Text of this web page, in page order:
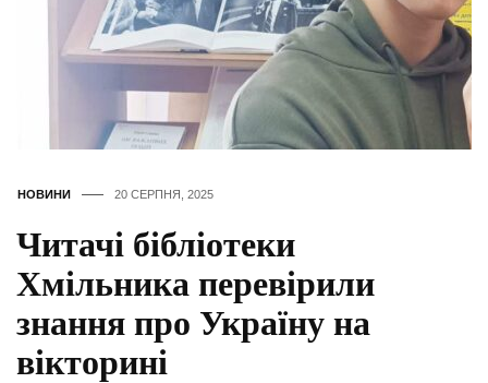
НОВИНИ 20 СЕРПНЯ, 2025
Читачі бібліотеки
Хмільника перевірили
знання про Україну на
вікторині